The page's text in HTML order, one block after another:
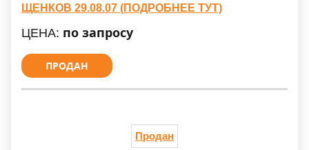
ЩЕНКОВ 29.08.07 (ПОДРОБНЕЕ ТУТ)
ЦЕНА: по запросу
ПРОДАН
Продан